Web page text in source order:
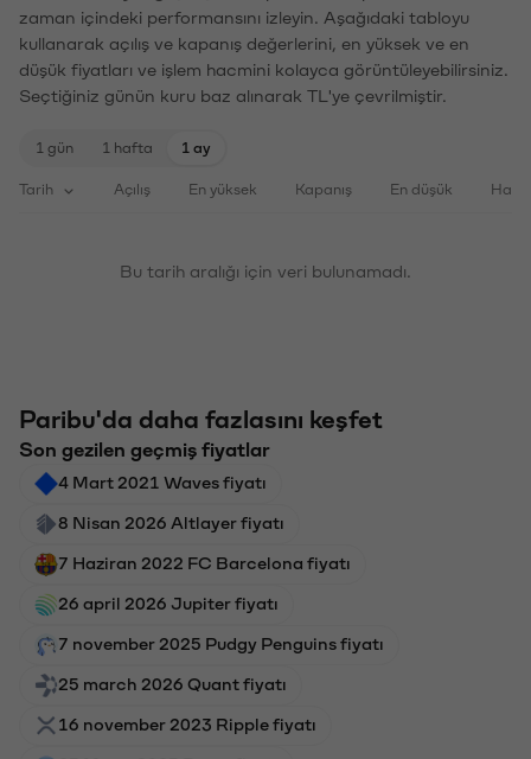
zaman içindeki performansını izleyin. Aşağıdaki tabloyu
kullanarak açılış ve kapanış değerlerini, en yüksek ve en
düşük fiyatları ve işlem hacmini kolayca görüntüleyebilirsiniz.
Seçtiğiniz günün kuru baz alınarak TL'ye çevrilmiştir.
1 gün 1 hafta 1 ay
Tarih Açılış En yüksek Kapanış En düşük
Bu tarih aralığı için veri bulunamadı.
Paribu'da daha fazlasını keşfet
Son gezilen geçmiş fiyatlar
4 Mart 2021 Waves fiyatı
8 Nisan 2026 Altlayer fiyatı
7 Haziran 2022 FC Barcelona fiyatı
26 april 2026 Jupiter fiyatı
7 november 2025 Pudgy Penguins fiyatı
25 march 2026 Quant fiyatı
16 november 2023 Ripple fiyatı